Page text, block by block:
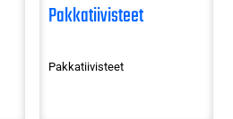
Pakkatiivisteet
Pakkatiivisteet